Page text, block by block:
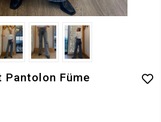
Pantolon Füme